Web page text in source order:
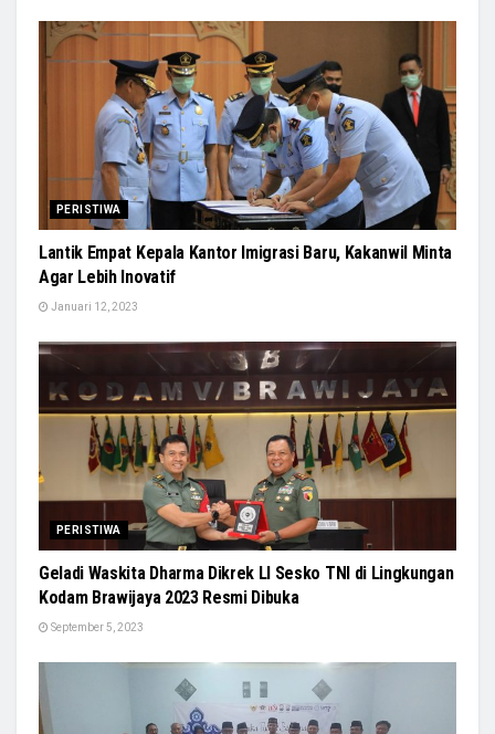
PERISTIWA
Lantik Empat Kepala Kantor Imigrasi Baru, Kakanwil Minta
Agar Lebih Inovatif
Januari 12, 2023
PERISTIWA
Geladi Waskita Dharma Dikrek LI Sesko TNI di Lingkungan
Kodam Brawijaya 2023 Resmi Dibuka
September 5, 2023